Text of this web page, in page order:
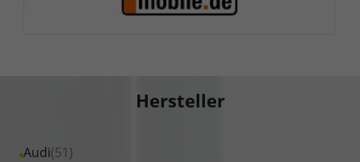
Hersteller
Audi(51)
Alle